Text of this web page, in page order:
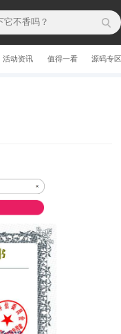
活动资讯 值得一看 源码专